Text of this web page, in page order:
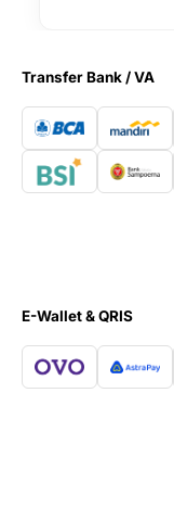
Transfer Bank / VA
E-Wallet & QRIS